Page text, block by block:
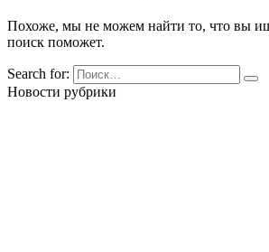
Похоже, мы не можем найти то, что вы
поиск поможет.
Search for:
Новости рубрики